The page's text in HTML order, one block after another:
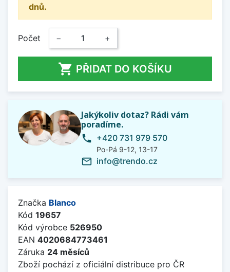
dnů.
Počet − +
 PŘIDAT DO KOŠÍKU
Jakýkoliv dotaz? Rádi vám
poradíme.
phone +420 731 979 570
Po-Pá 9-12, 13-17
mail_outline info@trendo.cz
Značka Blanco
Kód 19657
Kód výrobce 526950
EAN 4020684773461
Záruka 24 měsíců
Zboží pochází z oficiální distribuce pro ČR